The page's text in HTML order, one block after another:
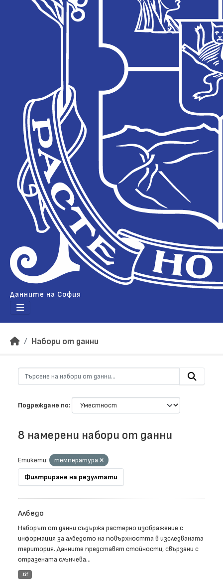
Данните на София
Набори от данни
Подреждане по
8 намерени набори от данни
Етикети:
температура
Филтриране на резултати
Албедо
Наборът от данни съдържа растерно изображение с
информация за албедото на повърхността в изследваната
територия. Данните представят стойности, свързани с
отразената слънчева...
.tif